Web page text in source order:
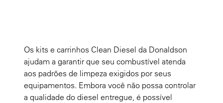
Os kits e carrinhos Clean Diesel da Donaldson
ajudam a garantir que seu combustível atenda
aos padrões de limpeza exigidos por seus
equipamentos. Embora você não possa controlar
a qualidade do diesel entregue, é possível